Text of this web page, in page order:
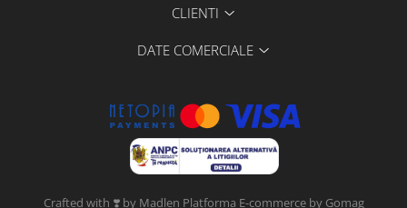
CLIENTI
DATE COMERCIALE
Crafted with ❣️ by Madlen Platforma E-commerce by Gomag